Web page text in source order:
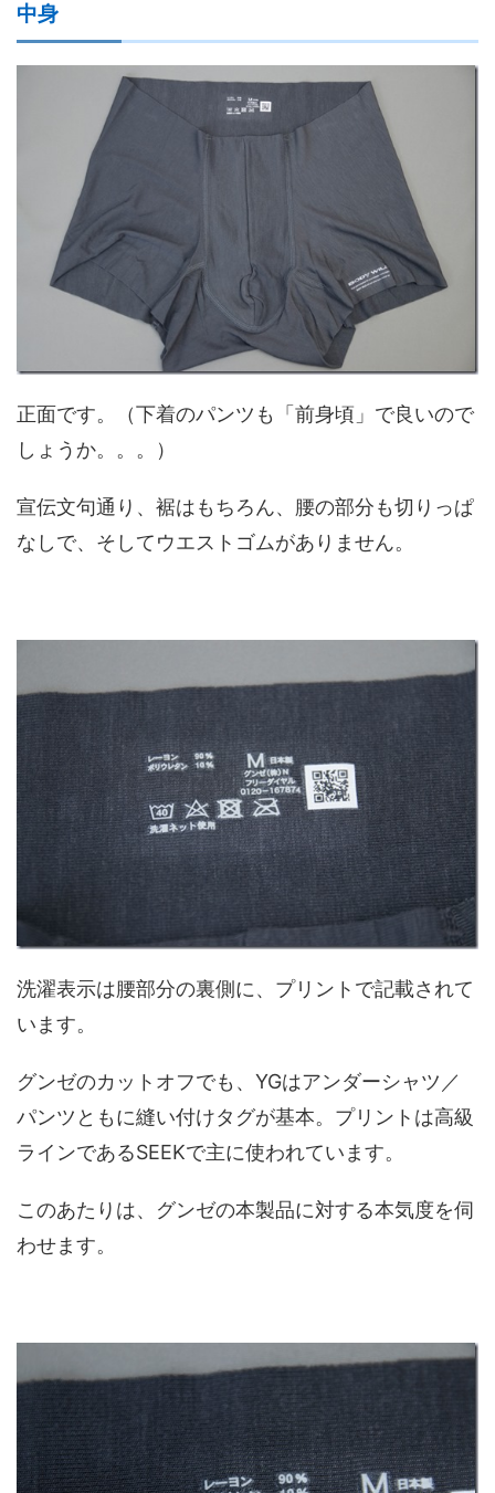
中身
正面です。（下着のパンツも「前身頃」で良いので
しょうか。。。）
宣伝文句通り、裾はもちろん、腰の部分も切りっぱ
なしで、そしてウエストゴムがありません。
洗濯表示は腰部分の裏側に、プリントで記載されて
います。
グンゼのカットオフでも、YGはアンダーシャツ／
パンツともに縫い付けタグが基本。プリントは高級
ラインであるSEEKで主に使われています。
このあたりは、グンゼの本製品に対する本気度を伺
わせます。